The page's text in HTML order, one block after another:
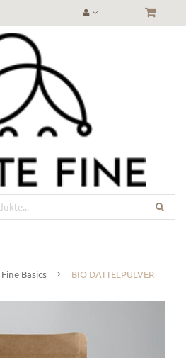
Fine Basics BIO DATTELPULVER